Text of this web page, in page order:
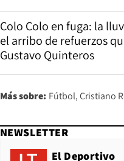
Colo Colo en fuga: la
el arribo de refuerzos
Gustavo Quinteros
Más sobre: Fútbol Cristiano
NEWSLETTER
El Deportivo